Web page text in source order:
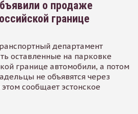
о продаже
границе
департамент
оставленные на парковке
границе автомобили, а потом
не объявятся через
сообщает эстонское